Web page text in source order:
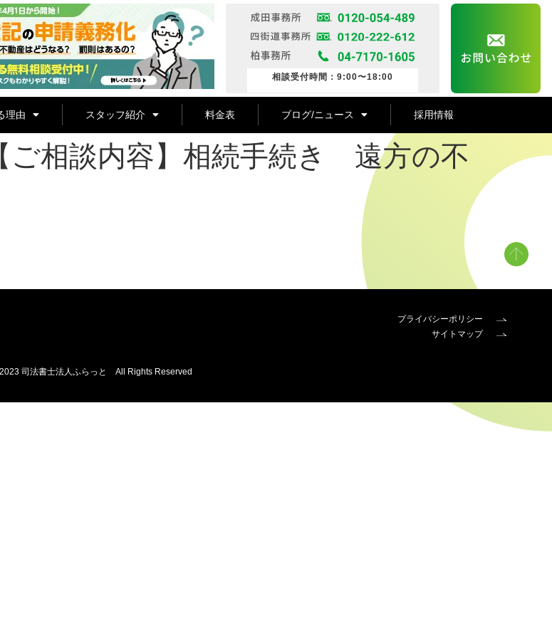
相談受付時間：9:00〜18:00
理由 スタッフ紹介 料金表 ブログ/ニュース 採用情報
ご相談内容】相続手続き 遠方の不
プライバシーポリシー
サイトマップ
司法書士法人ふらっと All Rights Reserved